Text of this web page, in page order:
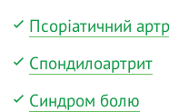
Псоріатичний
Спондилоартрит
Синдром болю